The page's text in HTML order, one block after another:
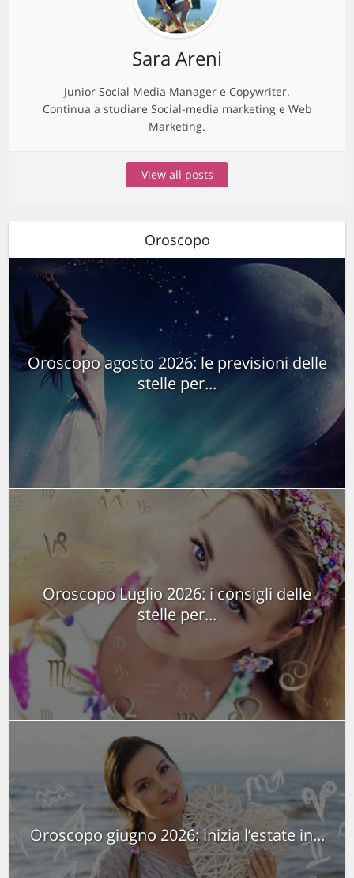
Sara Areni
Junior Social Media Manager e Copywriter.
Continua a studiare Social-media marketing e Web
Marketing.
View all posts
Oroscopo
Oroscopo agosto 2026: le previsioni delle
stelle per...
Oroscopo Luglio 2026: i consigli delle
stelle per...
Oroscopo giugno 2026: inizia l’estate in...